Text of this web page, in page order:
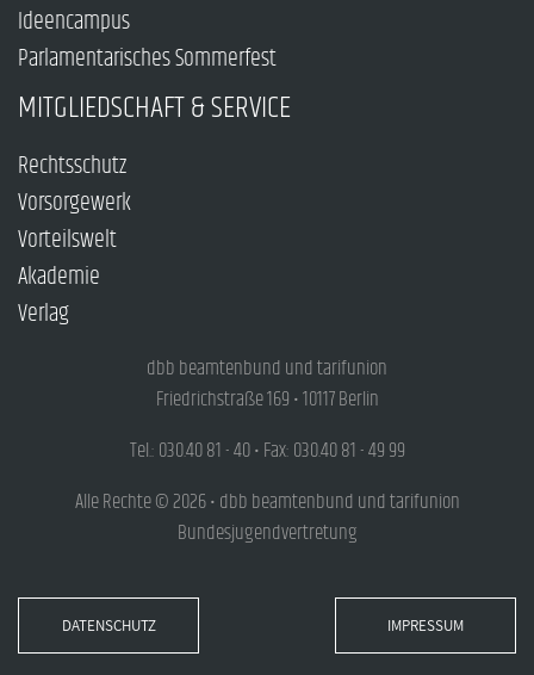
Ideencampus
Parlamentarisches Sommerfest
MITGLIEDSCHAFT & SERVICE
Rechtsschutz
Vorsorgewerk
Vorteilswelt
Akademie
Verlag
dbb beamtenbund und tarifunion
Friedrichstraße 169 • 10117 Berlin
Tel.: 030.40 81 - 40 • Fax: 030.40 81 - 49 99
Alle Rechte © 2026 • dbb beamtenbund und tarifunion
Bundesjugendvertretung
DATENSCHUTZ IMPRESSUM